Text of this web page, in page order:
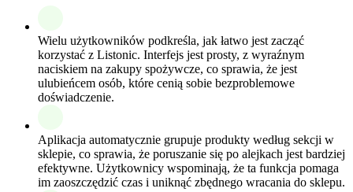
Wielu użytkowników podkreśla, jak łatwo jest zacząć
korzystać z Listonic. Interfejs jest prosty, z wyraźnym
naciskiem na zakupy spożywcze, co sprawia, że jest
ulubieńcem osób, które cenią sobie bezproblemowe
doświadczenie.
Aplikacja automatycznie grupuje produkty według sekcji w
sklepie, co sprawia, że poruszanie się po alejkach jest bardziej
efektywne. Użytkownicy wspominają, że ta funkcja pomaga
im zaoszczędzić czas i uniknąć zbędnego wracania do sklepu.